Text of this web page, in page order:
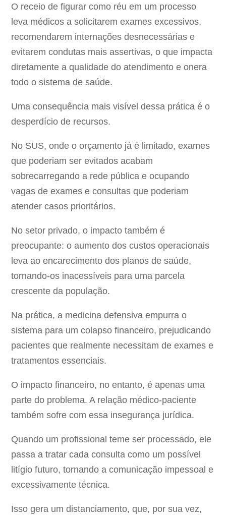
O receio de figurar como réu em um processo
leva médicos a solicitarem exames excessivos,
recomendarem internações desnecessárias e
evitarem condutas mais assertivas, o que impacta
diretamente a qualidade do atendimento e onera
todo o sistema de saúde.
Uma consequência mais visível dessa prática é o
desperdício de recursos.
No SUS, onde o orçamento já é limitado, exames
que poderiam ser evitados acabam
sobrecarregando a rede pública e ocupando
vagas de exames e consultas que poderiam
atender casos prioritários.
No setor privado, o impacto também é
preocupante: o aumento dos custos operacionais
leva ao encarecimento dos planos de saúde,
tornando-os inacessíveis para uma parcela
crescente da população.
Na prática, a medicina defensiva empurra o
sistema para um colapso financeiro, prejudicando
pacientes que realmente necessitam de exames e
tratamentos essenciais.
O impacto financeiro, no entanto, é apenas uma
parte do problema. A relação médico-paciente
também sofre com essa insegurança jurídica.
Quando um profissional teme ser processado, ele
passa a tratar cada consulta como um possível
litígio futuro, tornando a comunicação impessoal e
excessivamente técnica.
Isso gera um distanciamento, que, por sua vez,